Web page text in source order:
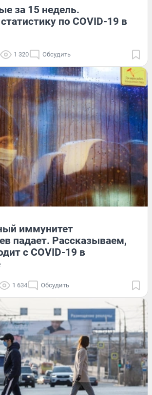
за 15 недель.
по COVID-19 в
1 320 Обсудить
иммунитет
падает. Рассказываем,
с COVID-19 в
1 634 Обсудить